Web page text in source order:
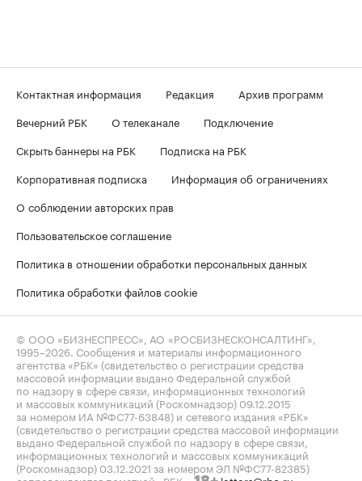
Контактная информация Редакция
Архив программ
Вечерний РБК
О телеканале
Подключение
Скрыть баннеры на РБК
Подписка на РБК
Корпоративная подписка
Информация об ограничениях
О соблюдении авторских прав
Пользовательское соглашение
Политика в отношении обработки персональных данных
Политика обработки файлов cookie
© ООО «БИЗНЕСПРЕСС», АО «РОСБИЗНЕСКОНСАЛТИНГ»,
1995–2026 . Сообщения и материалы информационного
агентства «РБК» (свидетельство о регистрации средства
массовой информации выдано Федеральной службой
по надзору в сфере связи, информационных технологий
и массовых коммуникаций (Роскомнадзор) 09.12.2015
за номером ИА №ФС77-63848) и сетевого издания «РБК»
(свидетельство о регистрации средства массовой информации
выдано Федеральной службой по надзору в сфере связи,
информационных технологий и массовых коммуникаций
(Роскомнадзор) 03.12.2021 за номером ЭЛ №ФС77-82385)